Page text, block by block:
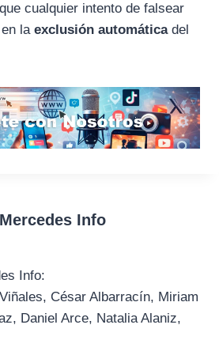
cualquier intento de falsear
la exclusión automáticadel
Info
Info:
César Albarracín, Miriam
Daniel Arce, Natalia Alaniz,